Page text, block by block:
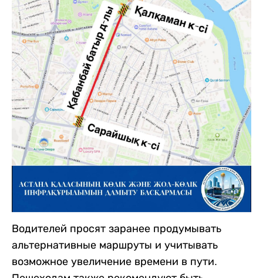
Водителей просят заранее продумывать
альтернативные маршруты и учитывать
возможное увеличение времени в пути.